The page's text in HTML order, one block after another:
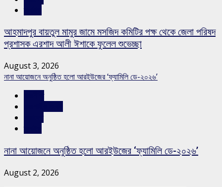
আহমাদপুর বায়তুল মামুর জামে মসজিদ কমিটির পক্ষ থেকে জেলা পরিষদ
প্রশাসক এরশাদ আলী ঈশাকে ফুলেল শুভেচ্ছা
August 3, 2026
নানা আয়োজনে অনুষ্ঠিত হলো আরইউজের ‘ফ্যামিলি ডে-২০২৬’
নানা আয়োজনে অনুষ্ঠিত হলো আরইউজের ‘ফ্যামিলি ডে-২০২৬’
August 2, 2026